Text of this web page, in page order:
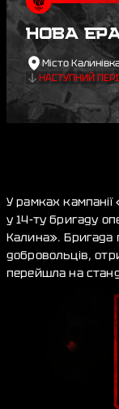
НОВА
Місто
НАСТУПНИЙ
У рамках кампанії
у 14-ту бригаду
Калина». Бригада
добровольців,
перейшла на